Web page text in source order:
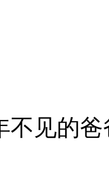
不见的爸